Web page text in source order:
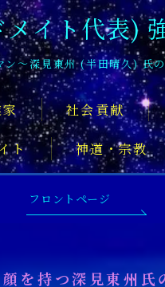
イト代表)
ン〜深見東州 (半田晴久) 氏
家 社会貢献
ト 神道・宗教
州氏について知る
フロントページ
を持つ深見東州氏